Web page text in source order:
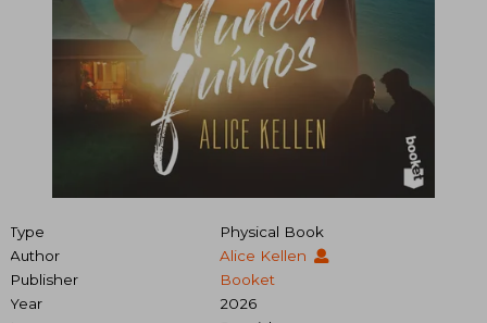
Type
Physical Book
Author
Alice Kellen
Publisher
Booket
Year
2026